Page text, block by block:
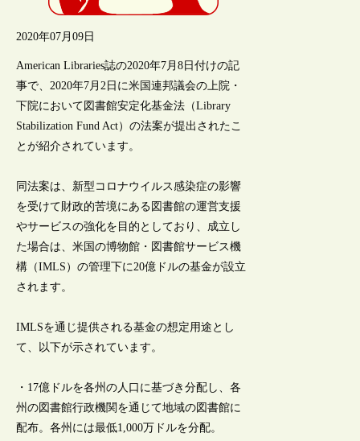
2020年07月09日
American Libraries誌の2020年7月8日付けの記
事で、2020年7月2日に米国連邦議会の上院・
下院において図書館安定化基金法（Library
Stabilization Fund Act）の法案が提出されたこ
とが紹介されています。
同法案は、新型コロナウイルス感染症の影響
を受けて財政的苦境にある図書館の運営支援
やサービスの強化を目的としており、成立し
た場合は、米国の博物館・図書館サービス機
構（IMLS）の管理下に20億ドルの基金が設立
されます。
IMLSを通じ提供される基金の想定用途とし
て、以下が示されています。
・17億ドルを各州の人口に基づき分配し、各
州の図書館行政機関を通じて地域の図書館に
配布。各州には最低1,000万ドルを分配。